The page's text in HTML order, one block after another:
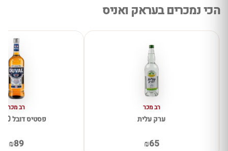
הכי נמכרים בעראק ואניס
רב מכר
ערק עלית
₪65
רב מכר
פסטיס דובל 700מייל
₪89